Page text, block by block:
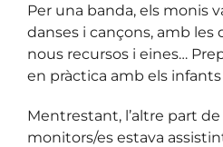
Per una banda, els monis
danses i cançons, amb les
nous recursos i eines…
en pràctica amb els infants
Mentrestant, l’altre part de
monitors/es estava